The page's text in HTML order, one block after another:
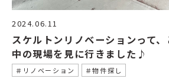
2024.06.11
スケルトンリノベーションって
中の現場を見に行きました♪
＃リノベーション ＃物件探し